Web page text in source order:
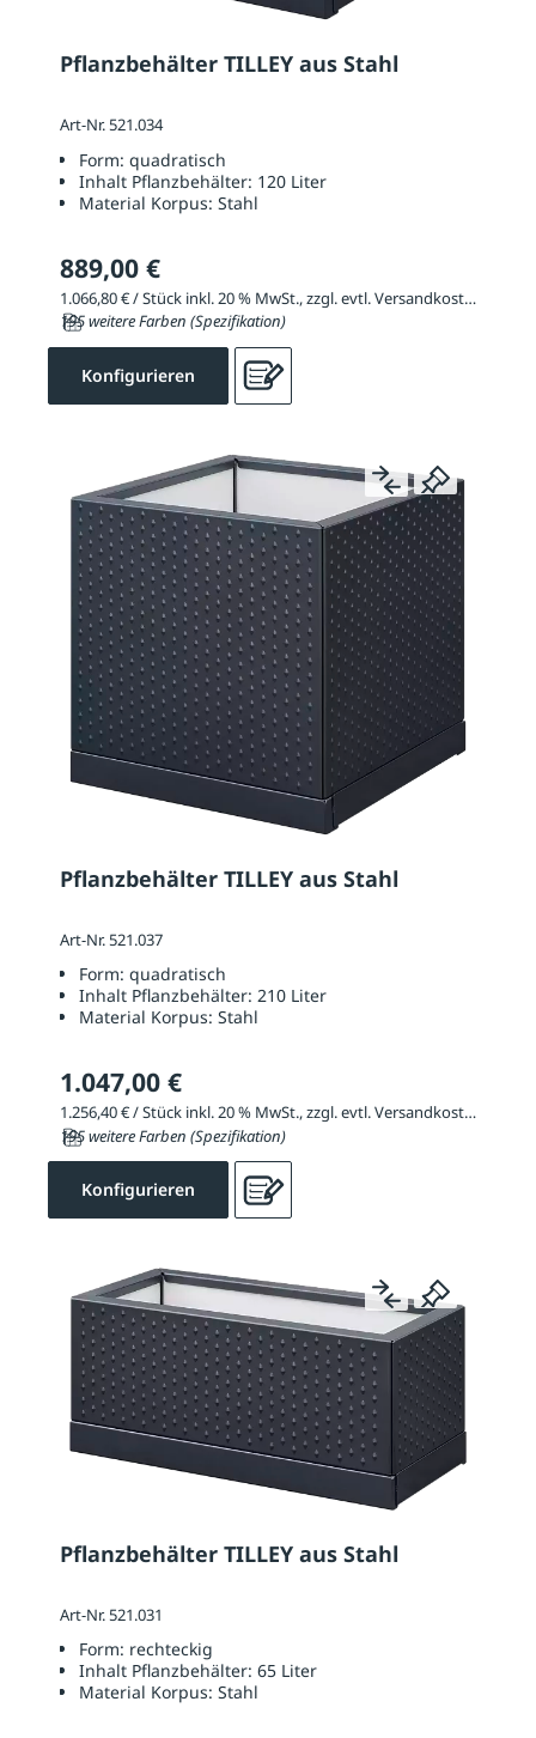
Pflanzbehälter TILLEY aus Stahl
Art-Nr. 521.034
Form: quadratisch
Inhalt Pflanzbehälter: 120 Liter
Material Korpus: Stahl
889,00 €
1.066,80 € / Stück inkl. 20 % MwSt., zzgl. evtl. Versandkosten
195 weitere Farben (Spezifikation)
Konfigurieren
Pflanzbehälter TILLEY aus Stahl
Art-Nr. 521.037
Form: quadratisch
Inhalt Pflanzbehälter: 210 Liter
Material Korpus: Stahl
1.047,00 €
1.256,40 € / Stück inkl. 20 % MwSt., zzgl. evtl. Versandkosten
195 weitere Farben (Spezifikation)
Konfigurieren
Pflanzbehälter TILLEY aus Stahl
Art-Nr. 521.031
Form: rechteckig
Inhalt Pflanzbehälter: 65 Liter
Material Korpus: Stahl